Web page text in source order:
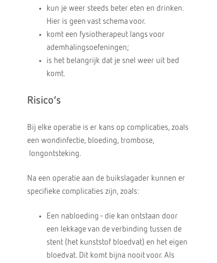
kun je weer steeds beter eten en drinken.
Hier is geen vast schema voor.
komt een fysiotherapeut langs voor
ademhalingsoefeningen;
is het belangrijk dat je snel weer uit bed
komt.
Risico’s
Bij elke operatie is er kans op complicaties, zoals
een wondinfectie, bloeding, trombose,
longontsteking.
Na een operatie aan de buikslagader kunnen er
specifieke complicaties zijn, zoals:
Een nabloeding - die kan ontstaan door
een lekkage van de verbinding tussen de
stent (het kunststof bloedvat) en het eigen
bloedvat. Dit komt bijna nooit voor. Als